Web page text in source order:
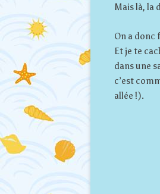
Mais là, la
On a donc
Et je te
dans une
c’est
allée !).